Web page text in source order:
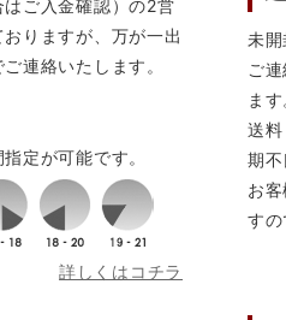
ご入金確認）の2営
りますが、万が一出
連絡いたします。
定が可能です。
詳しくはコチラ
未
ご
ます
送
期不
お
すの